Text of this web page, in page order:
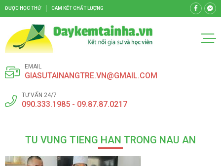
ĐƯỢC HỌC THỬ CAM KẾT CHẤT LƯỢNG
EMAIL
GIASUTAINANGTRE.VN@GMAIL.COM
TƯ VẤN 24/7
090.333.1985 - 09.87.87.0217
TU VUNG TIENG HAN TRONG NAU AN